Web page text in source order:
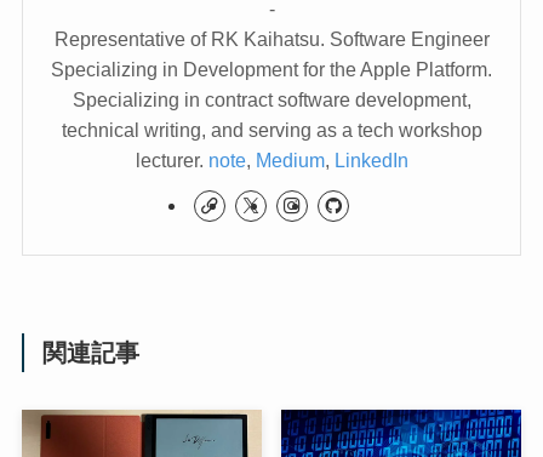
-
Representative of RK Kaihatsu. Software Engineer
Specializing in Development for the Apple Platform.
Specializing in contract software development,
technical writing, and serving as a tech workshop
lecturer. note, Medium, LinkedIn
関連記事